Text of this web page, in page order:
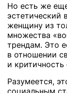
Но есть же
эстетический
женщину из
множества
трендам. Это
в отношении
и
Разумеется,
социальным